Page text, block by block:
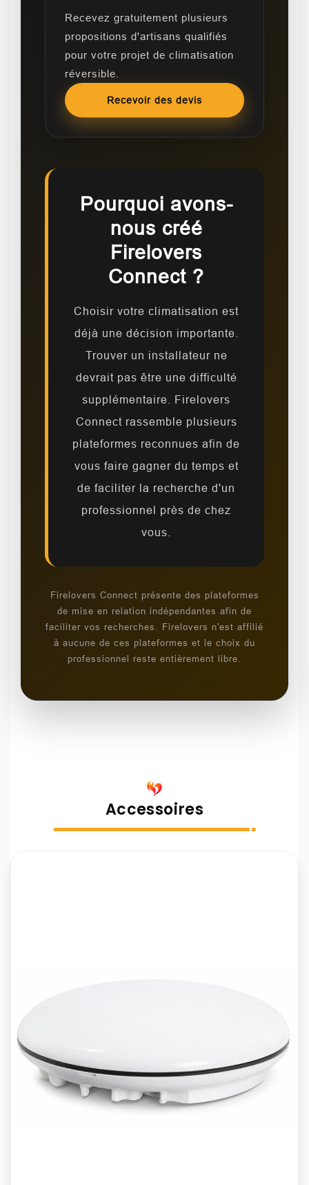
Recevez gratuitement plusieurs
propositions d'artisans qualifiés
pour votre projet de climatisation
réversible.
Recevoir des devis
Pourquoi avons-
nous créé
Firelovers
Connect ?
Choisir votre climatisation est
déjà une décision importante.
Trouver un installateur ne
devrait pas être une difficulté
supplémentaire. Firelovers
Connect rassemble plusieurs
plateformes reconnues afin de
vous faire gagner du temps et
de faciliter la recherche d'un
professionnel près de chez
vous.
Firelovers Connect présente des plateformes
de mise en relation indépendantes afin de
faciliter vos recherches. Firelovers n'est affilié
à aucune de ces plateformes et le choix du
professionnel reste entièrement libre.
Accessoires